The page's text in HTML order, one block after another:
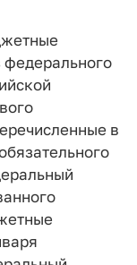
федерального
в